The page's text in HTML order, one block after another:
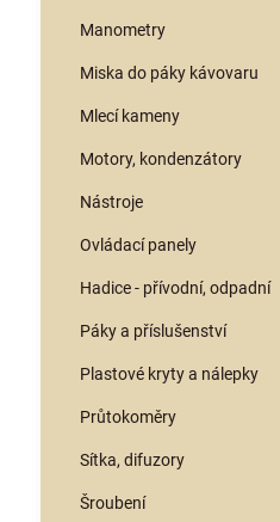
Manometry
Miska do páky kávovaru
Mlecí kameny
Motory, kondenzátory
Nástroje
Ovládací panely
Hadice - přívodní, odpadní
Páky a příslušenství
Plastové kryty a nálepky
Průtokoměry
Sítka, difuzory
Šroubení